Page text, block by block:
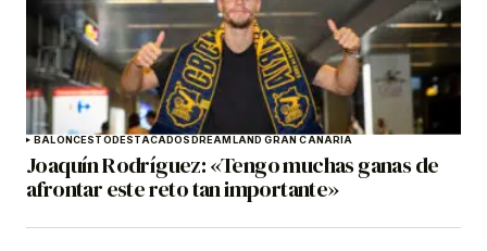
BALONCESTODESTACADOSDREAMLAND GRAN CANARIA
Joaquín Rodríguez: «Tengo muchas ganas de
afrontar este reto tan importante»